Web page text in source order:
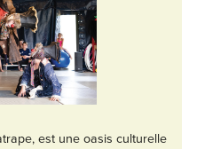
est une oasis culturelle